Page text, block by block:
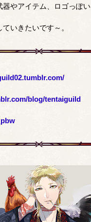
やアイテム、ロゴっぽ
いきたいです～。
blog/tentaiguild